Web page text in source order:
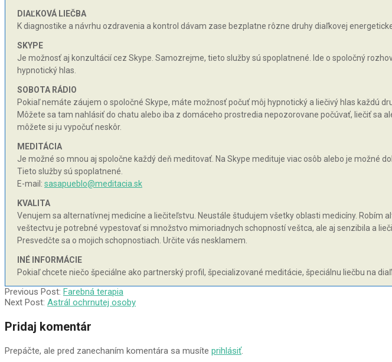
DIAĽKOVÁ LIEČBA
K diagnostike a návrhu ozdravenia a kontrol dávam zase bezplatne rôzne druhy diaľkovej
SKYPE
Je možnosť aj konzultácií cez Skype. Samozrejme, tieto služby sú spoplatnené. Ide o spoločný
hypnotický hlas.
SOBOTA RÁDIO
Pokiaľ nemáte záujem o spoločné Skype, máte možnosť počuť môj hypnotický a liečivý hlas každú
Môžete sa tam nahlásiť do chatu alebo iba z domáceho prostredia nepozorovane počúvať, liečiť
môžete si ju vypočuť neskôr.
MEDITÁCIA
Je možné so mnou aj spoločne každý deň meditovať. Na Skype medituje viac osôb alebo je možné
Tieto služby sú spoplatnené.
E-mail: sasapueblo@meditacia.sk
KVALITA
Venujem sa alternatívnej medicíne a liečiteľstvu. Neustále študujem všetky oblasti medicíny.
veštectvu je potrebné vypestovať si množstvo mimoriadnych schopností veštca, ale aj senzibila a
Presvedčte sa o mojich schopnostiach. Určite vás nesklamem.
INÉ INFORMÁCIE
Pokiaľ chcete niečo špeciálne ako partnerský profil, špecializované meditácie, špeciálnu liečbu na
2004-
09-
Previous Post: Farebná terapia
Next Post: Astrál ochrnutej osoby
Pridaj komentár
Prepáčte, ale pred zanechaním komentára sa musíte prihlásiť.